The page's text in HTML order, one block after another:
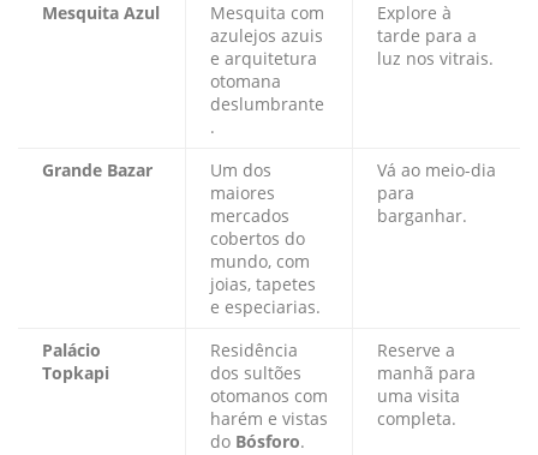
Mesquita Azul
Mesquita com
azulejos azuis
e arquitetura
otomana
deslumbrante
.
Explore à
tarde para a
luz nos vitrais.
Grande Bazar
Um dos
maiores
mercados
cobertos do
mundo, com
joias, tapetes
e especiarias.
Vá ao meio-dia
para
barganhar.
Palácio
Topkapi
Residência
dos sultões
otomanos com
harém e vistas
do Bósforo.
Reserve a
manhã para
uma visita
completa.